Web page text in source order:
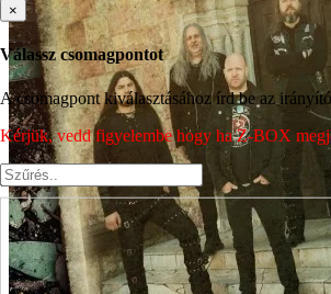
×
Válassz csomagpontot
A csomagpont kiválasztásához írd be az
Kérjük, vedd figyelembe hogy ha Z-BOX